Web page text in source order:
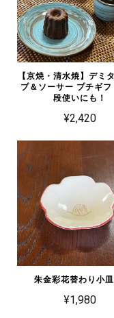
【京焼・清水焼】デミ
プ＆ソーサー プチギフ
段使いにも！
¥2,420
朱金彩花替わり小
¥1,980